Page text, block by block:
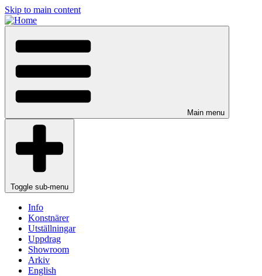
Skip to main content
Main menu
Toggle sub-menu
Info
Konstnärer
Utställningar
Uppdrag
Showroom
Arkiv
English